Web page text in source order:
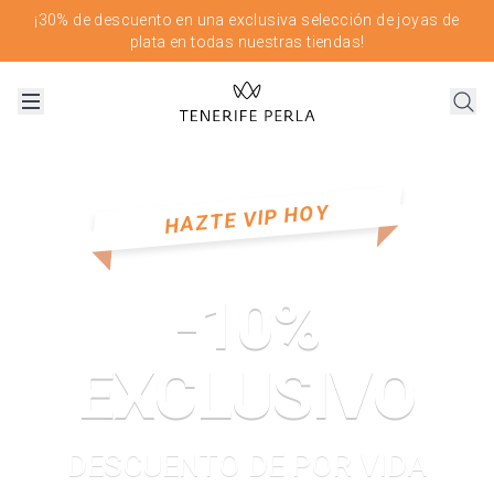
¡30% de descuento en una exclusiva selección de joyas de
plata en todas nuestras tiendas!
HAZTE VIP HOY
-10%
EXCLUSIVO
DESCUENTO DE POR VIDA